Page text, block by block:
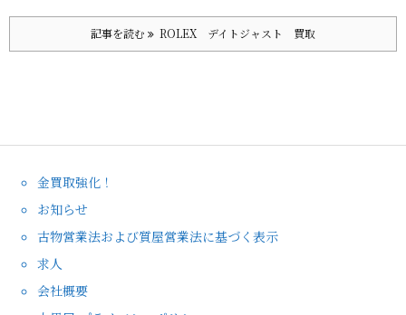
記事を読む ROLEX デイトジャスト 買取
金買取強化！
お知らせ
古物営業法および質屋営業法に基づく表示
求人
会社概要